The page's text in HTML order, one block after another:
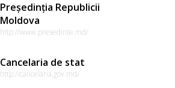
Președinția Republicii
Moldova
http://www.presedinte.md/
Cancelaria de stat
http://cancelaria.gov.md/